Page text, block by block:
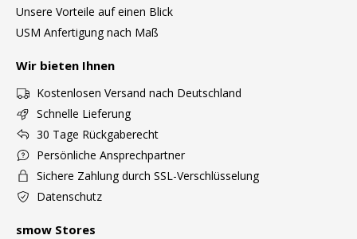
Tische
Esstische
Beistelltische
Couchtische
Schreibtische
Sekretäre & PC-Tische
Unsere Vorteile auf einen Blick
USM Anfertigung nach Maß
Wir bieten Ihnen
Kostenlosen Versand nach Deutschland
Schnelle Lieferung
30 Tage Rückgaberecht
Persönliche Ansprechpartner
Sichere Zahlung durch SSL-Verschlüsselung
Datenschutz
smow Stores